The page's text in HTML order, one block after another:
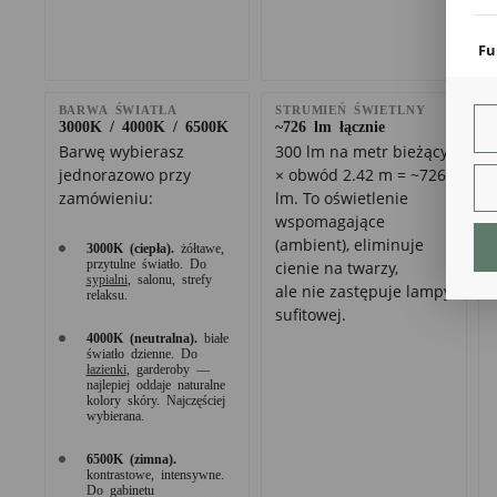
BARWA ŚWIATŁA
3000K / 4000K / 6500K
Barwę wybierasz
jednorazowo przy
zamówieniu:
3000K (ciepła).
żółtawe,
przytulne światło. Do
sypialni , salonu, strefy
relaksu.
4000K (neutralna).
białe
światło dzienne. Do
łazienki , garderoby —
najlepiej oddaje naturalne
kolory skóry. Najczęściej
wybierana.
6500K (zimna).
kontrastowe, intensywne.
Do gabinetu
STRUMIEŃ ŚWIETLNY
~726 lm łącznie
300 lm na metr bieżący
× obwód 2.42 m = ~726
lm. To oświetlenie
wspomagające
(ambient), eliminuje
cienie na twarzy,
ale nie zastępuje lampy
sufitowej.